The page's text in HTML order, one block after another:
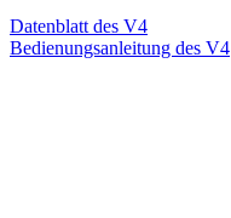
Datenblatt des V4
Bedienungsanleitung des V4